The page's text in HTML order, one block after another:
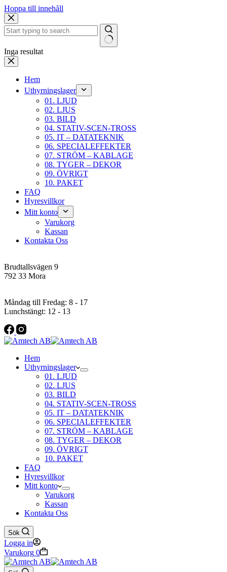
Hoppa till innehåll
Inga resultat
Hem
Uthyrningslager
01. LJUD
02. LJUS
03. BILD
04. STATIV-SCEN-TROSS
05. IT – DATATEKNIK
06. SPECIALEFFEKTER
07. STRÖM – KABLAGE
08. TYGER – DEKOR
09. ÖVRIGT
10. PAKET
FAQ
Hyresvillkor
Mitt konto
Varukorg
Kassan
Kontakta Oss
Brudtallsvägen 9
792 33 Mora
Måndag till Fredag: 8 - 17
Lunchstängt: 12 - 13
Hem
Uthyrningslager
01. LJUD
02. LJUS
03. BILD
04. STATIV-SCEN-TROSS
05. IT – DATATEKNIK
06. SPECIALEFFEKTER
07. STRÖM – KABLAGE
08. TYGER – DEKOR
09. ÖVRIGT
10. PAKET
FAQ
Hyresvillkor
Mitt konto
Varukorg
Kassan
Kontakta Oss
Sök
Logga in
Varukorg 0